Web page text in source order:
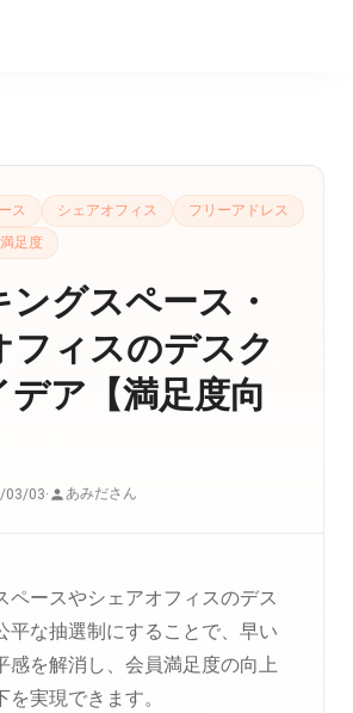
ス シェアオフィス
フリーアドレス
足度
ングスペース・
フィスのデスク
デア【満足度向
03/03· あみださん
ペースやシェアオフィスのデス
平な抽選制にすることで、早い
感を解消し、会員満足度の向上
を実現できます。